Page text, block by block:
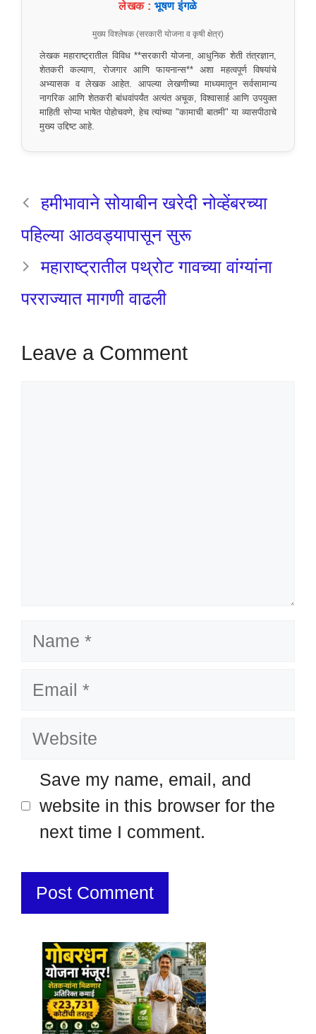
लेखक : भूषण इंगळे
मुख्य विश्लेषक (सरकारी योजना व कृषी क्षेत्र)
लेखक महाराष्ट्रातील विविध **सरकारी योजना, आधुनिक शेती तंत्रज्ञान,
शेतकरी कल्याण, रोजगार आणि फायनान्स** अशा महत्वपूर्ण विषयांचे
अभ्यासक व लेखक आहेत. आपल्या लेखणीच्या माध्यमातून सर्वसामान्य
नागरिक आणि शेतकरी बांधवांपर्यंत अत्यंत अचूक, विश्वासार्ह आणि उपयुक्त
माहिती सोप्या भाषेत पोहोचवणे, हेच त्यांच्या "कामाची बातमी" या व्यासपीठाचे
मुख्य उद्दिष्ट आहे.
हमीभावाने सोयाबीन खरेदी नोव्हेंबरच्या
पहिल्या आठवड्यापासून सुरू
महाराष्ट्रातील पथ्रोट गावच्या वांग्यांना
परराज्यात मागणी वाढली
Leave a Comment
Name
Email
Website
Save my name, email, and
website in this browser for the
next time I comment.